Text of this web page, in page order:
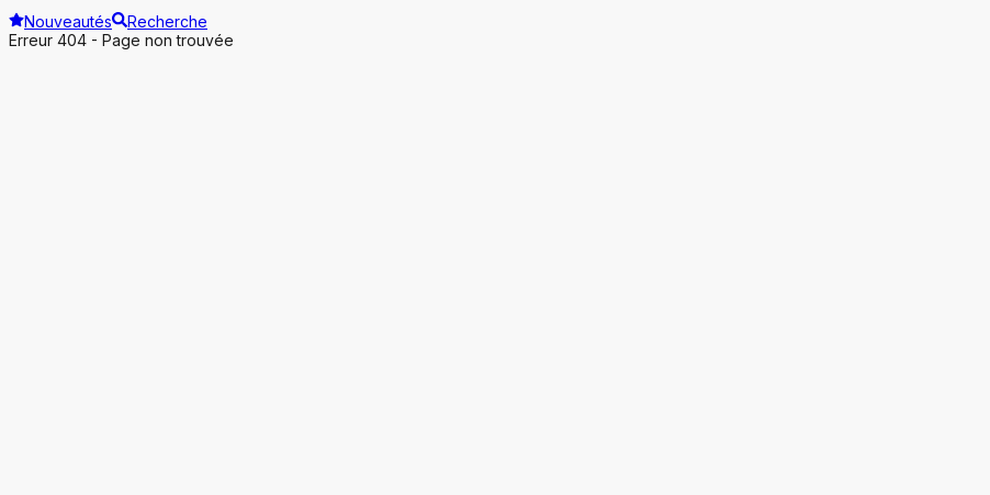
Nouveautés
Recherche
Erreur 404 - Page non trouvée